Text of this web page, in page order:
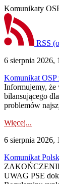
Komunikaty
RSS
6 sierpnia 2026,
Komunikat OSP
Informujemy, że
bilansującego
problemów
Więcej...
6 sierpnia 2026,
Komunikat
UWAG PSE